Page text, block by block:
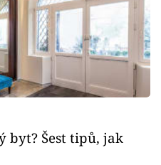
byt? Šest tipů, jak